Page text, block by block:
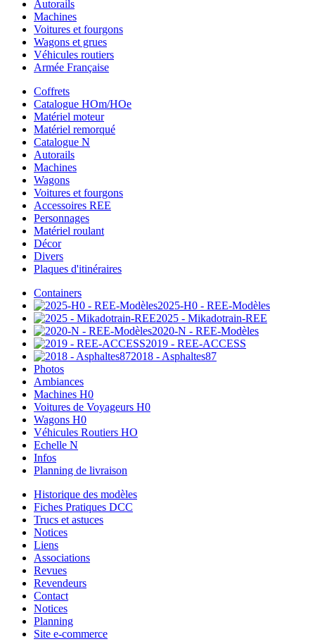
Autorails
Machines
Voitures et fourgons
Wagons et grues
Véhicules routiers
Armée Française
Coffrets
Catalogue HOm/HOe
Matériel moteur
Matériel remorqué
Catalogue N
Autorails
Machines
Wagons
Voitures et fourgons
Accessoires REE
Personnages
Matériel roulant
Décor
Divers
Plaques d'itinéraires
Containers
2025-H0 - REE-Modèles
2025 - Mikadotrain-REE
2020-N - REE-Modèles
2019 - REE-ACCESS
2018 - Asphaltes87
Photos
Ambiances
Machines H0
Voitures de Voyageurs H0
Wagons H0
Véhicules Routiers HO
Echelle N
Infos
Planning de livraison
Historique des modèles
Fiches Pratiques DCC
Trucs et astuces
Notices
Liens
Associations
Revues
Revendeurs
Contact
Notices
Planning
Site e-commerce